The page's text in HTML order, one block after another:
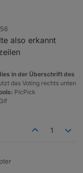
also erkannt
in der Überschrift des
das Voting rechts unten
PicPick
1